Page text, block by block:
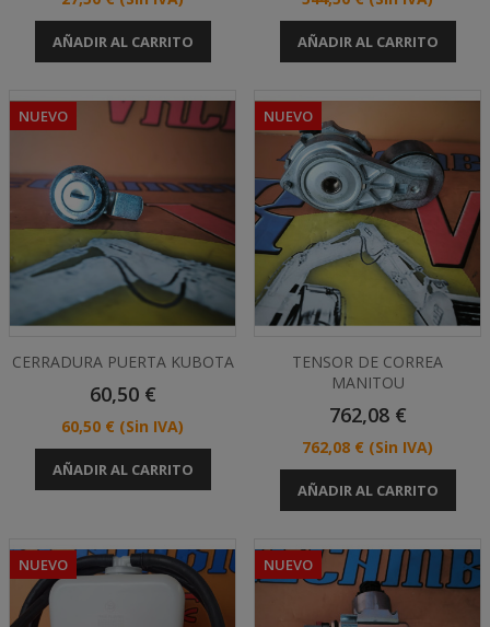
AÑADIR AL CARRITO AÑADIR AL CARRITO
NUEVO
CERRADURA PUERTA KUBOTA
Precio
60,50 €
Precio
60,50 € (Sin IVA)
AÑADIR AL CARRITO
NUEVO
TENSOR DE CORREA
MANITOU
Precio
762,08 €
Precio
762,08 € (Sin IVA)
AÑADIR AL CARRITO
NUEVO NUEVO